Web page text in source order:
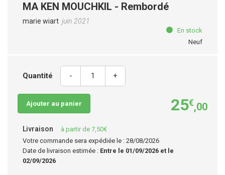
MA KEN MOUCHKIL - Rembordé
marie wiart juin 2021
En stock
Neuf
Quantité - +
Ajouter au panier 25€,00
Livraison
à partir de 7,50€
Votre commande sera expédiée le : 28/08/2026
Date de livraison estimée : Entre le 01/09/2026 et le
02/09/2026